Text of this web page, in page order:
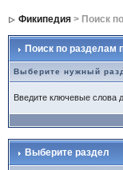
Фикипедия> Поиск
Поиск по разделам
Выберите нужный
Введите ключевые слова
Выберите раздел